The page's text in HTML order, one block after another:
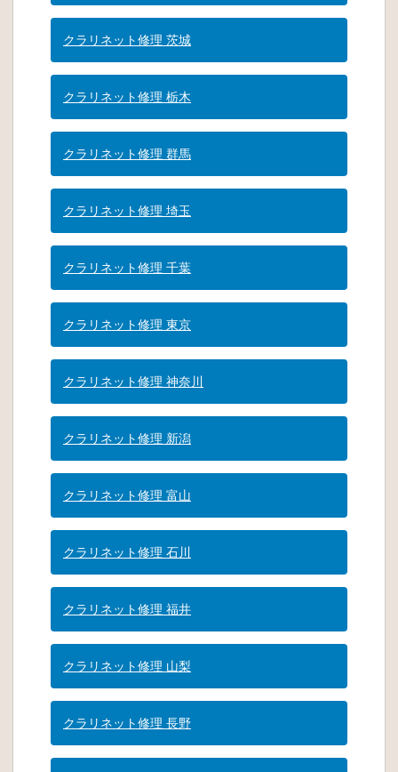
クラリネット修理 茨城
クラリネット修理 栃木
クラリネット修理 群馬
クラリネット修理 埼玉
クラリネット修理 千葉
クラリネット修理 東京
クラリネット修理 神奈川
クラリネット修理 新潟
クラリネット修理 富山
クラリネット修理 石川
クラリネット修理 福井
クラリネット修理 山梨
クラリネット修理 長野